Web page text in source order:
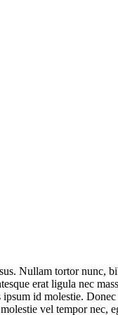
Nullam tortor nunc,
erat ligula nec
id molestie.
vel tempor nec,